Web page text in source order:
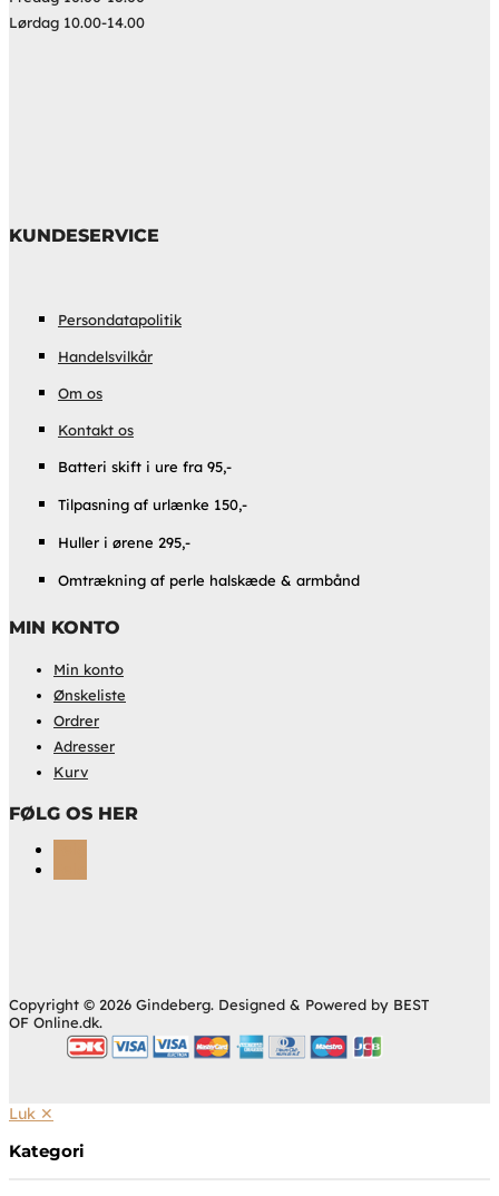
Lørdag 10.00-14.00
KUNDESERVICE
Persondatapolitik
Handelsvilkår
Om os
Kontakt os
Batteri skift i ure fra 95,-
Tilpasning af urlænke 150,-
Huller i ørene 295,-
Omtrækning af perle halskæde & armbånd
MIN KONTO
Min konto
Ønskeliste
Ordrer
Adresser
Kurv
FØLG OS HER
Copyright © 2026 Gindeberg. Designed & Powered by BEST
OF Online.dk.
Luk ✕
Kategori